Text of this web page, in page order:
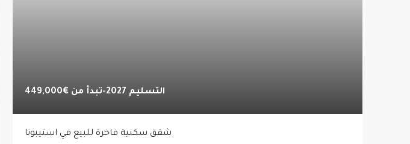
التسليم 2027-تبدأ من €449,000
شقق سكنية فاخرة للبيع في استيبونا